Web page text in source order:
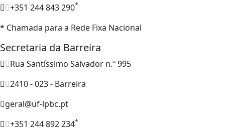
+351 244 843 290*
* Chamada para a Rede Fixa Nacional
Secretaria da Barreira
Rua Santíssimo Salvador n.º 995
2410 - 023 - Barreira
geral@uf-lpbc.pt
+351 244 892 234*